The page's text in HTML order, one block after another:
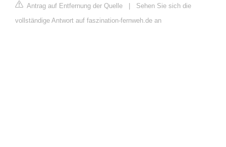
Antrag auf Entfernung der Quelle | Sehen Sie sich die
vollständige Antwort auf faszination-fernweh.de an